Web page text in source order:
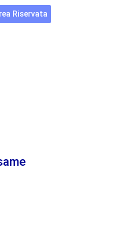
Riservata